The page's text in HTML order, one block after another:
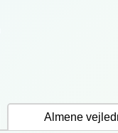
Almene